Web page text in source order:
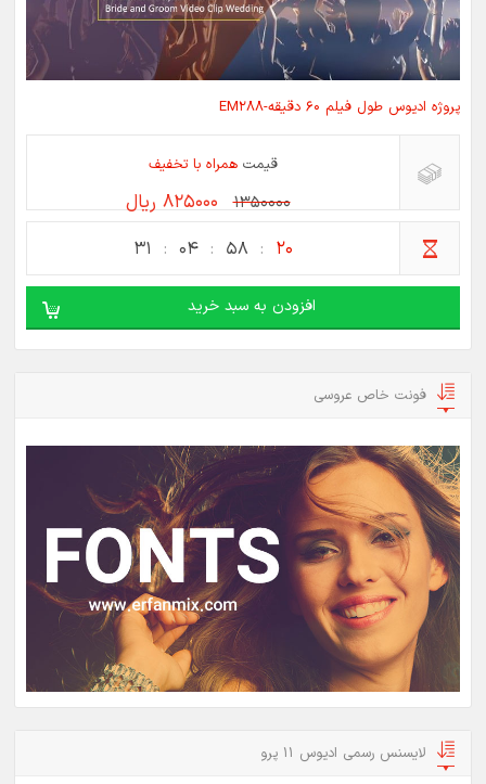
پروژه ادیوس طول فیلم 60 دقیقه-EM288
قیمت همراه با تخفیف
1350000 825000 ریال
31 04 58 20
افزودن به سبد خرید
فونت خاص عروسی
لایسنس رسمی ادیوس 11 پرو